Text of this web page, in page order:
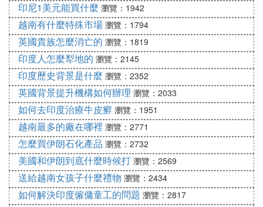
2. 鮮蝦洗凈挑蝦線，去頭備用，蝦肉用熱水加料酒煮
至8分熟；西蘭花過水綽，控干備用；洋蔥切絲備
用；紅甜椒洗凈切絲備用；起鍋加入少量油，切蒜末
入鍋爆香，將蝦頭放入鍋中，炒出蝦油，為意麵增加
鮮香；加入番茄醬或小番茄，炒制粘稠，加入配菜及
海鮮（此處用的是鮮蝦）；將食材均勻攪拌，煮至三
分鍾；
3. 將煮好的義大利面倒入鍋中，反復翻炒至均勻，使
所有的面都裹上湯汁，加入適量鹽，蓋上鍋蓋燜三分
鍾。
如果有黑胡椒粉，還可以擰入一些黑胡椒碎，可以增
加一些風味！
印尼1美元能買什麼 瀏覽：1942
越南有什麼特殊市場 瀏覽：1794
英國貴族怎麼消亡的 瀏覽：1819
印度人怎麼犁地的 瀏覽：2145
印度歷史背景是什麼 瀏覽：2352
英國背景提升機構如何辦理 瀏覽：2033
如何去印度治療牛皮癬 瀏覽：1951
越南最多的廠在哪裡 瀏覽：2771
怎麼買伊朗石化產品 瀏覽：2732
美國和伊朗到底什麼時候打 瀏覽：2569
送給越南女孩子什麼禮物 瀏覽：2434
如何解決印度僱傭童工的問題 瀏覽：2817